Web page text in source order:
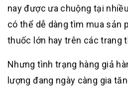
nay được ưa chuộng tại
có thể dễ dàng tìm mua sản
thuốc lớn hay trên các trang
Nhưng tình trạng hàng giả
lượng đang ngày càng gia